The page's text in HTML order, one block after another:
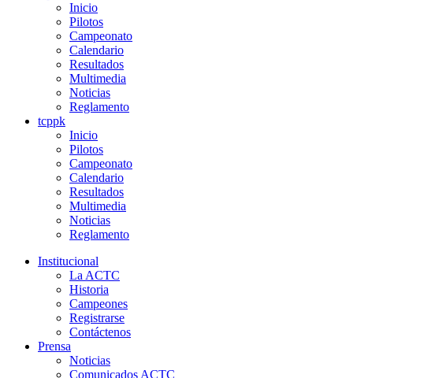
Inicio
Pilotos
Campeonato
Calendario
Resultados
Multimedia
Noticias
Reglamento
tcppk
Inicio
Pilotos
Campeonato
Calendario
Resultados
Multimedia
Noticias
Reglamento
Institucional
La ACTC
Historia
Campeones
Registrarse
Contáctenos
Prensa
Noticias
Comunicados ACTC